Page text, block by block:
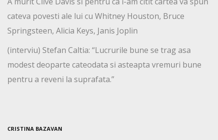
cateva povesti ale lui cu Whitney Houston, Bruce
Springsteen, Alicia Keys, Janis Joplin
(interviu) Stefan Caltia: “Lucrurile bune se trag asa
modest deoparte cateodata si asteapta vremuri bune
pentru a reveni la suprafata.”
CRISTINA BAZAVAN